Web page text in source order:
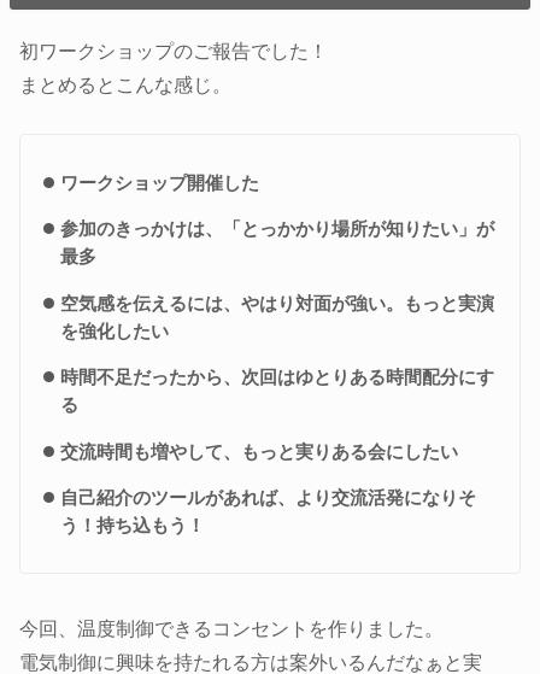
初ワークショップのご報告でした！
まとめるとこんな感じ。
ワークショップ開催した
参加のきっかけは、「とっかかり場所が知りたい」が
最多
空気感を伝えるには、やはり対面が強い。もっと実演
を強化したい
時間不足だったから、次回はゆとりある時間配分にす
る
交流時間も増やして、もっと実りある会にしたい
自己紹介のツールがあれば、より交流活発になりそ
う！持ち込もう！
今回、温度制御できるコンセントを作りました。
電気制御に興味を持たれる方は案外いるんだなぁと実